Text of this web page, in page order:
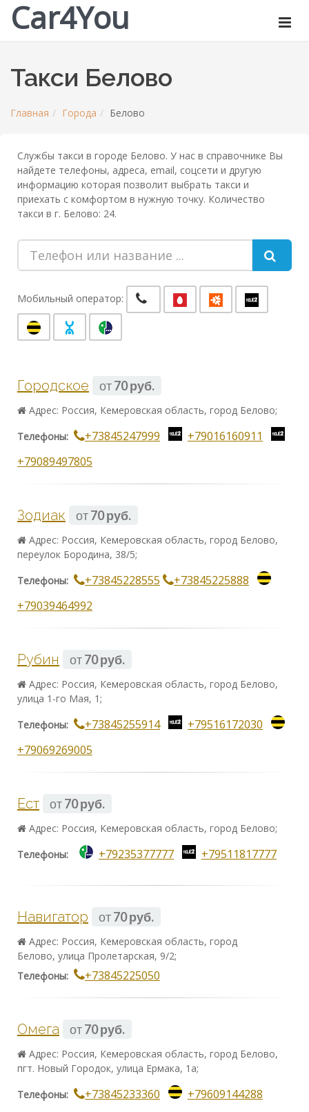
Car4You
Такси Белово
Главная Города Белово
Службы такси в городе Белово. У нас в справочнике Вы
найдете телефоны, адреса, email, соцсети и другую
информацию которая позволит выбрать такси и
приехать с комфортом в нужную точку. Количество
такси в г. Белово: 24.
Мобильный оператор:
Городское от70 руб.
Адрес: Россия, Кемеровская область, город Белово;
Телефоны: +73845247999
+79016160911
+79089497805
Зодиак от70 руб.
Адрес: Россия, Кемеровская область, город Белово,
переулок Бородина, 38/5;
Телефоны: +73845228555
+73845225888
+79039464992
Рубин от70 руб.
Адрес: Россия, Кемеровская область, город Белово,
улица 1-го Мая, 1;
Телефоны: +73845255914
+79516172030
+79069269005
Ест от70 руб.
Адрес: Россия, Кемеровская область, город Белово;
Телефоны: +79235377777 +79511817777
Навигатор от70 руб.
Адрес: Россия, Кемеровская область, город
Белово, улица Пролетарская, 9/2;
Телефоны:
+73845225050
Омега от70 руб.
Адрес: Россия, Кемеровская область, город Белово,
пгт. Новый Городок, улица Ермака, 1а;
Телефоны: +73845233360 +79609144288